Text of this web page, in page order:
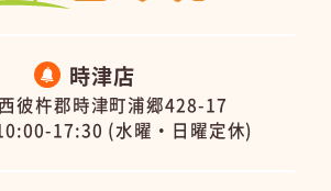
時津店
彼杵郡時津町浦郷428-17
17:30 (水曜・日曜定休)